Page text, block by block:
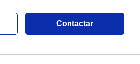
Contactar